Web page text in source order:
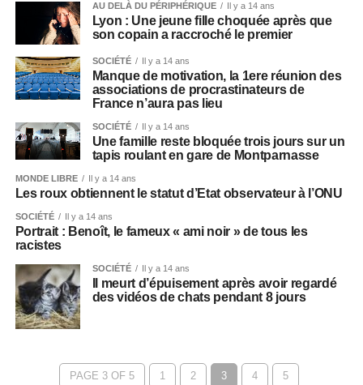
AU DELÀ DU PÉRIPHÉRIQUE Il y a 14 ans
Lyon : Une jeune fille choquée après que
son copain a raccroché le premier
SOCIÉTÉ Il y a 14 ans
Manque de motivation, la 1ere réunion des
associations de procrastinateurs de
France n’aura pas lieu
SOCIÉTÉ Il y a 14 ans
Une famille reste bloquée trois jours sur un
tapis roulant en gare de Montparnasse
MONDE LIBRE Il y a 14 ans
Les roux obtiennent le statut d’Etat observateur à l’ONU
SOCIÉTÉ Il y a 14 ans
Portrait : Benoît, le fameux « ami noir » de tous les
racistes
SOCIÉTÉ Il y a 14 ans
Il meurt d’épuisement après avoir regardé
des vidéos de chats pendant 8 jours
PAGE 3 OF 5 1 2 3 4 5